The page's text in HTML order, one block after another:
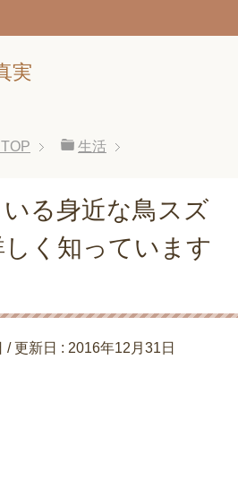
実
TOP 生活
る身近な鳥スズ
く知っています
/ 更新日 : 2016年12月31日